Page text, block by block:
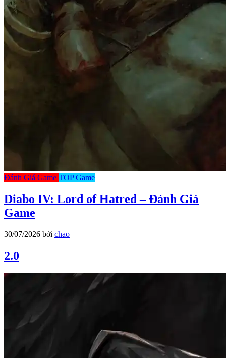
Đánh Giá Game TOP Game
Diabo IV: Lord of Hatred – Đánh Giá
Game
30/07/2026 bởi chao
2.0